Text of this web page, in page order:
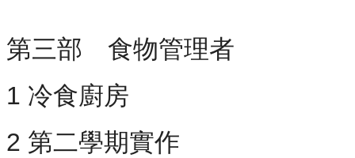
第三部 食物管理者
1 冷食廚房
2 第二學期實作